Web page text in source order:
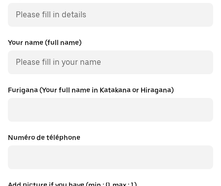
Your name (full name)
Furigana (Your full name in Katakana or Hiragana)
Numéro de téléphone